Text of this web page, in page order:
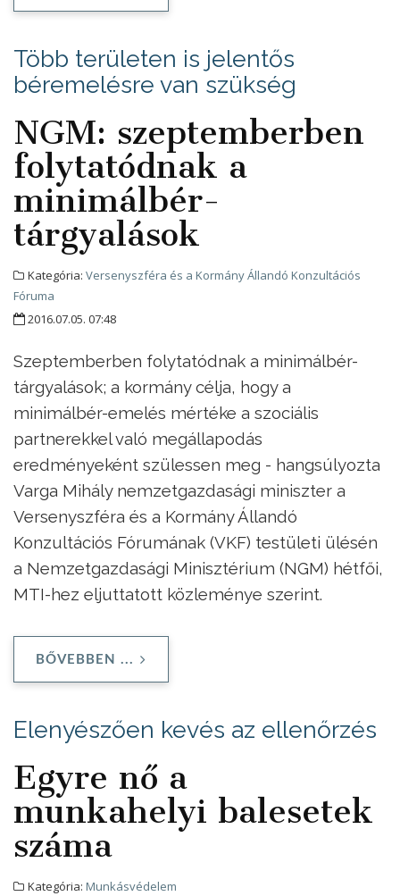
Több területen is jelentős
béremelésre van szükség
NGM: szeptemberben
folytatódnak a
minimálbér-
tárgyalások
Kategória: Versenyszféra és a Kormány Állandó Konzultációs
Fóruma
2016.07.05. 07:48
Szeptemberben folytatódnak a minimálbér-
tárgyalások; a kormány célja, hogy a
minimálbér-emelés mértéke a szociális
partnerekkel való megállapodás
eredményeként szülessen meg - hangsúlyozta
Varga Mihály nemzetgazdasági miniszter a
Versenyszféra és a Kormány Állandó
Konzultációs Fórumának (VKF) testületi ülésén
a Nemzetgazdasági Minisztérium (NGM) hétfői,
MTI-hez eljuttatott közleménye szerint.
BŐVEBBEN ...
Elenyészően kevés az ellenőrzés
Egyre nő a
munkahelyi balesetek
száma
Kategória: Munkásvédelem